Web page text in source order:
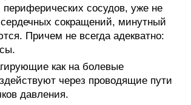
сосудов, уже не
сокращений, минутный
Причем не всегда адекватно:
как на болевые
через проводящие пути
давления.